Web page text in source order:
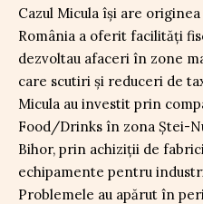
Cazul Micula își are
România a oferit facilități
dezvoltau afaceri în zone
care scutiri și reduceri de
Micula au investit prin
Food/Drinks în zona Ștei-
Bihor, prin achiziții de
echipamente pentru
Problemele au apărut în